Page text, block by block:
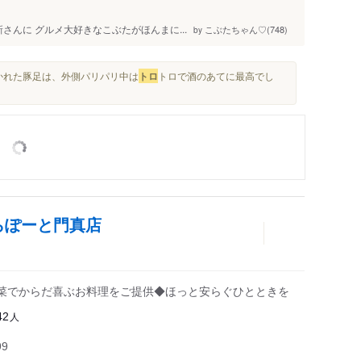
んに グルメ大好きなこぶたがほんまに... by こぶたちゃん♡(748)
た豚足は、外側パリパリ中は トロ トロで酒のあてに最高でし
ーと門真店
でからだ喜ぶお料理をご提供◆ほっと安らぐひとときを
人